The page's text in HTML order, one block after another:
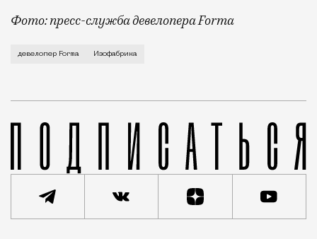
Фото: пресс-служба девелопера Forma
Корпус скульптуры и лепки Изофабрики на
девелопер Forma Изофабрика